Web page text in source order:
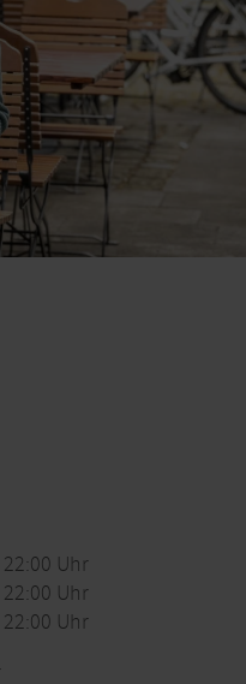
22:00 Uhr
22:00 Uhr
22:00 Uhr